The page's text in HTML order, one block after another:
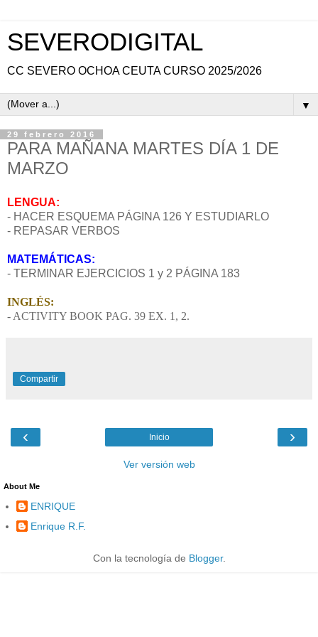
SEVERODIGITAL
CC SEVERO OCHOA CEUTA CURSO 2025/2026
▼
29 febrero 2016
PARA MAÑANA MARTES DÍA 1 DE
MARZO
LENGUA:
- HACER ESQUEMA PÁGINA 126 Y ESTUDIARLO
- REPASAR VERBOS
MATEMÁTICAS:
- TERMINAR EJERCICIOS 1 y 2 PÁGINA 183
INGLÉS:
- ACTIVITY BOOK PAG. 39 EX. 1, 2.
Compartir
‹ ›
Inicio
Ver versión web
About Me
ENRIQUE
Enrique R.F.
Con la tecnología de Blogger.